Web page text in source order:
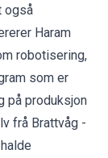
også
Haram
robotisering,
som er
på produksjon
frå Brattvåg -